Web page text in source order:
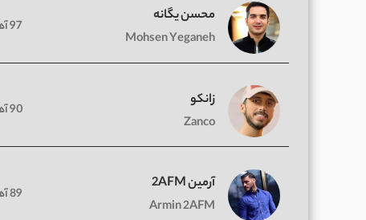
محسن یگانه
Mohsen Yeganeh
97 آهنگ
زانکو
Zanco
90 آهنگ
آرمین 2AFM
Armin 2AFM
89 آهنگ